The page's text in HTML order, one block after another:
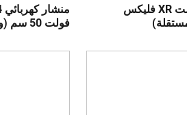
منشار كهربائي 54 فولت XR فليكس
فولت 50 سم (وحدة مستقلة)